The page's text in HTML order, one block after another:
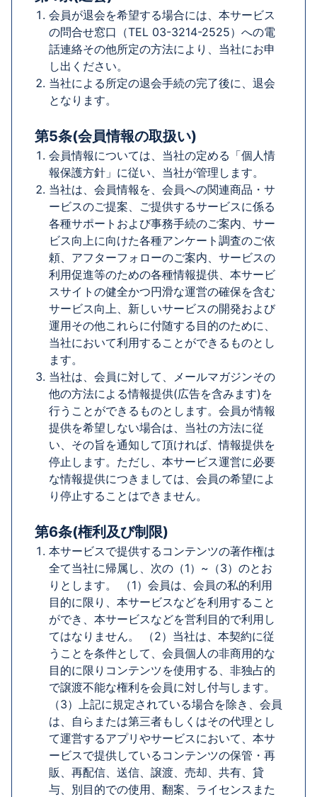
会員が退会を希望する場合には、本サービス
の問合せ窓口（TEL 03-3214-2525）への電
話連絡その他所定の方法により、当社にお申
し出ください。
当社による所定の退会手続の完了後に、退会
となります。
第5条(会員情報の取扱い)
会員情報については、当社の定める「個人情
報保護方針」に従い、当社が管理します。
当社は、会員情報を、会員への関連商品・サ
ービスのご提案、ご提供するサービスに係る
各種サポートおよび事務手続のご案内、サー
ビス向上に向けた各種アンケート調査のご依
頼、アフターフォローのご案内、サービスの
利用促進等のための各種情報提供、本サービ
スサイトの健全かつ円滑な運営の確保を含む
サービス向上、新しいサービスの開発および
運用その他これらに付随する目的のために、
当社において利用することができるものとし
ます。
当社は、会員に対して、メールマガジンその
他の方法による情報提供(広告を含みます)を
行うことができるものとします。会員が情報
提供を希望しない場合は、当社の方法に従
い、その旨を通知して頂ければ、情報提供を
停止します。ただし、本サービス運営に必要
な情報提供につきましては、会員の希望によ
り停止することはできません。
第6条(権利及び制限)
本サービスで提供するコンテンツの著作権は
全て当社に帰属し、次の（1）~（3）のとお
りとします。 （1）会員は、会員の私的利用
目的に限り、本サービスなどを利用すること
ができ、本サービスなどを営利目的で利用し
てはなりません。 （2）当社は、本契約に従
うことを条件として、会員個人の非商用的な
目的に限りコンテンツを使用する、非独占的
で譲渡不能な権利を会員に対し付与します。
（3）上記に規定されている場合を除き、会員
は、自らまたは第三者もしくはその代理とし
て運営するアプリやサービスにおいて、本サ
ービスで提供しているコンテンツの保管・再
販、再配信、送信、譲渡、売却、共有、貸
与、別目的での使用、翻案、ライセンスまた